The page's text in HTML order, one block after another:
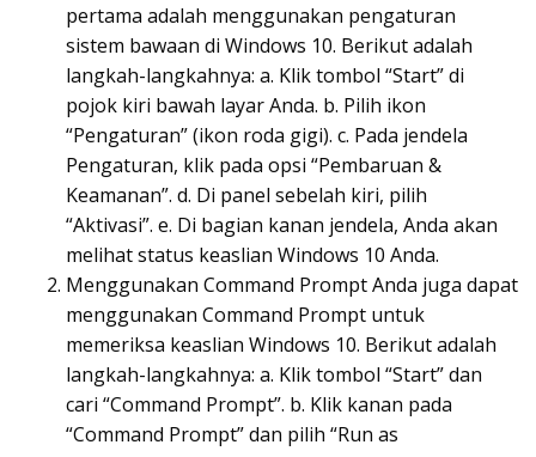
pertama adalah menggunakan pengaturan
sistem bawaan di Windows 10. Berikut adalah
langkah-langkahnya: a. Klik tombol “Start” di
pojok kiri bawah layar Anda. b. Pilih ikon
“Pengaturan” (ikon roda gigi). c. Pada jendela
Pengaturan, klik pada opsi “Pembaruan &
Keamanan”. d. Di panel sebelah kiri, pilih
“Aktivasi”. e. Di bagian kanan jendela, Anda akan
melihat status keaslian Windows 10 Anda.
Menggunakan Command Prompt Anda juga dapat
menggunakan Command Prompt untuk
memeriksa keaslian Windows 10. Berikut adalah
langkah-langkahnya: a. Klik tombol “Start” dan
cari “Command Prompt”. b. Klik kanan pada
“Command Prompt” dan pilih “Run as